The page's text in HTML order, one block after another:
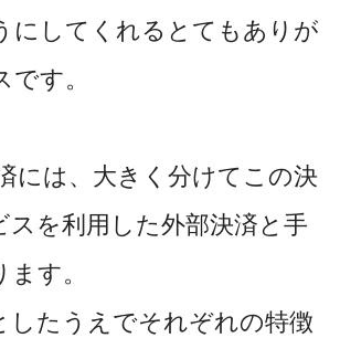
にしてくれるとてもありが
す。
には、大きく分けてこの決
スを利用した外部決済と手
す。
したうえでそれぞれの特徴